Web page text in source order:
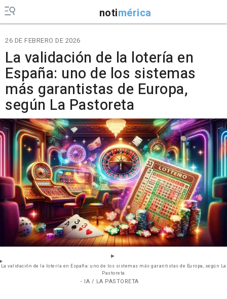
notimérica
26 DE FEBRERO DE 2026
La validación de la lotería en
España: uno de los sistemas
más garantistas de Europa,
según La Pastoreta
La validación de la lotería en España: uno de los sistemas más garantistas de Europa, según La
Pastoreta
- IA / LA PASTORETA